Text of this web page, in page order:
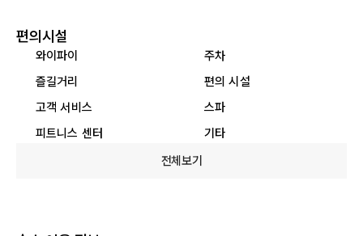
편의시설
와이파이
주차
즐길거리
편의 시설
고객 서비스
스파
피트니스 센터
기타
전체보기